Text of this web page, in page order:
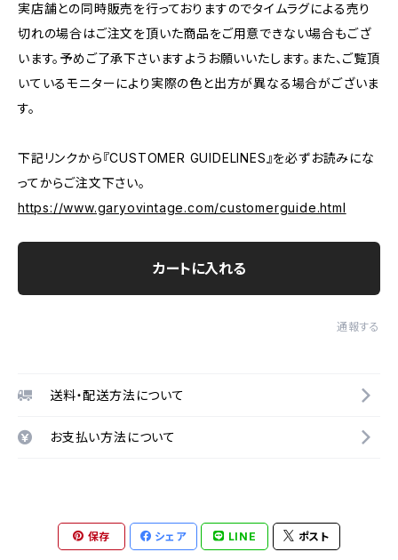
実店舗との同時販売を行っておりますのでタイムラグによる売り
切れの場合はご注文を頂いた商品をご用意できない場合もござ
います。予めご了承下さいますようお願いいたします。また、ご覧頂
いているモニターにより実際の色と出方が異なる場合がございま
す。
下記リンクから『CUSTOMER GUIDELINES』を必ずお読みにな
ってからご注文下さい。
https://www.garyovintage.com/customerguide.html
カートに入れる
通報する
送料・配送方法について
お支払い方法について
保存 シェア LINE ポスト